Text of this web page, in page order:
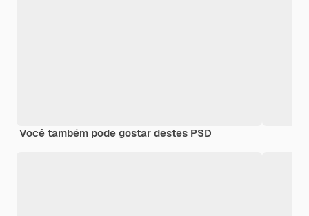
Você também pode gostar destes PSD